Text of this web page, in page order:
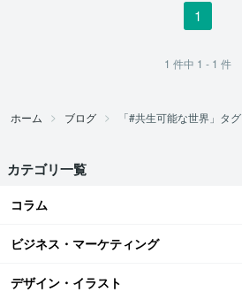
1
1 件中 1 - 1 件
ホーム ブログ 「#共生可能な世界」タグ
カテゴリ一覧
コラム
ビジネス・マーケティング
デザイン・イラスト